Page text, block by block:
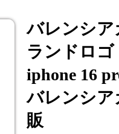
バレンシア
ランドロ
iphone 16
バレンシア
販